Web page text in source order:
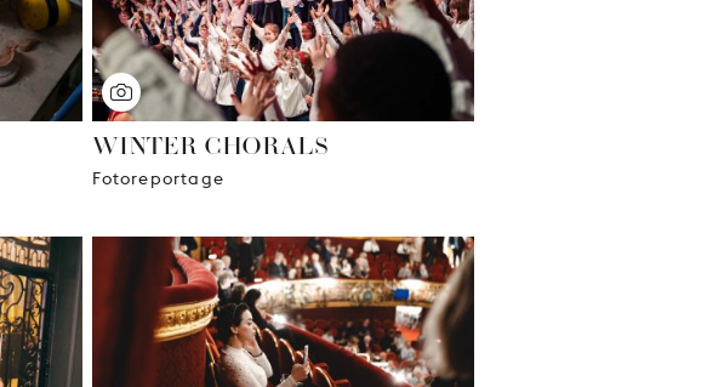
WINTER CHORALS
Fotoreportage